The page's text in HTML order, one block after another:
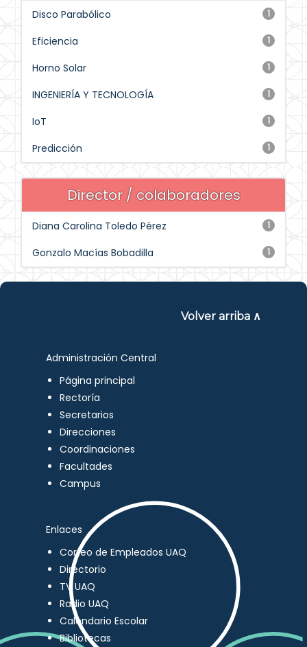
1
Disco Parabólico
1
Eficiencia
1
Horno Solar
1
INGENIERÍA Y TECNOLOGÍA
1
IoT
1
Predicción
Director / colaboradores
1
Diana Carolina Toledo Pérez
1
Gonzalo Macías Bobadilla
Volver arriba ∧
Administración Central
Página principal
Rectoría
Secretarios
Direcciones
Coordinaciones
Facultades
Campus
Enlaces
Correo de Empleados UAQ
Directorio
TV UAQ
Radio UAQ
Calendario Escolar
Bibliotecas